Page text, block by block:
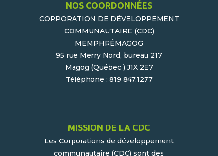
NOS COORDONNÉES
CORPORATION DE DÉVELOPPEMENT
COMMUNAUTAIRE (CDC)
MEMPHRÉMAGOG
95 rue Merry Nord, bureau 217
Magog (Québec ) J1X 2E7
Téléphone : 819 847.1277
MISSION DE LA CDC
Les Corporations de développement
communautaire (CDC) sont des